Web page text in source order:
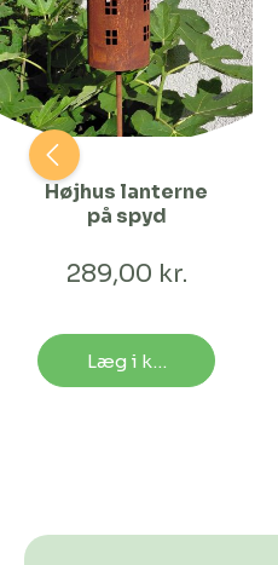
Højhus lanterne
på spyd
289,00 kr.
Læg i kurv